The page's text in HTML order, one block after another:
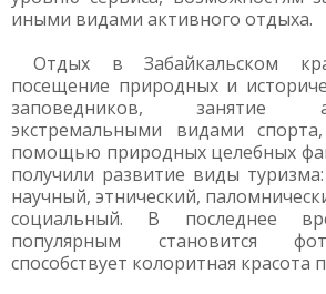
иными видами активного отдыха.
Отдых в Забайкальском
посещение природных и
заповедников, занятие
экстремальными видами
помощью природных целебных
получили развитие виды
научный, этнический,
социальный. В последнее
популярным становится
способствует колоритная красота